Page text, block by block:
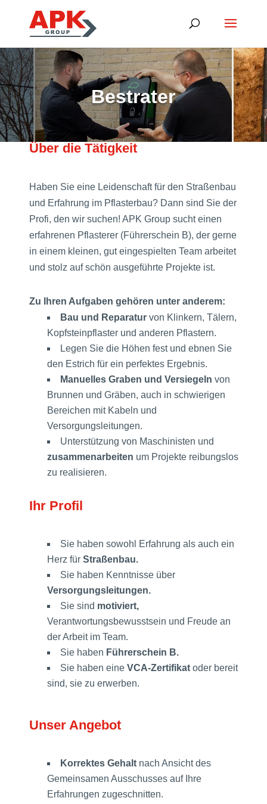
Bestrater
Über die Tätigkeit
Haben Sie eine Leidenschaft für den Straßenbau
und Erfahrung im Pflasterbau? Dann sind Sie der
Profi, den wir suchen! APK Group sucht einen
erfahrenen Pflasterer (Führerschein B), der gerne
in einem kleinen, gut eingespielten Team arbeitet
und stolz auf schön ausgeführte Projekte ist.
Zu Ihren Aufgaben gehören unter anderem:
Bau und Reparaturvon Klinkern, Tälern,
Kopfsteinpflaster und anderen Pflastern.
Legen Sie die Höhen fest und ebnen Sie
den Estrich für ein perfektes Ergebnis.
Manuelles Graben und Versiegeln von
Brunnen und Gräben, auch in schwierigen
Bereichen mit Kabeln und
Versorgungsleitungen.
Unterstützung von Maschinisten und
zusammenarbeiten um Projekte reibungslos
zu realisieren.
Ihr Profil
Sie haben sowohl Erfahrung als auch ein
Herz fürStraßenbau.
Sie haben Kenntnisse über
Versorgungsleitungen.
Sie sind motiviert,
Verantwortungsbewusstsein und Freude an
der Arbeit im Team.
Sie haben Führerschein B.
Sie haben eineVCA-Zertifikatoder bereit
sind, sie zu erwerben.
Unser Angebot
Korrektes Gehaltnach Ansicht des
Gemeinsamen Ausschusses auf Ihre
Erfahrungen zugeschnitten.